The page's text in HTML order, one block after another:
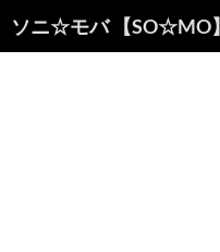
ソニ☆モバ 【SO☆MO】
索